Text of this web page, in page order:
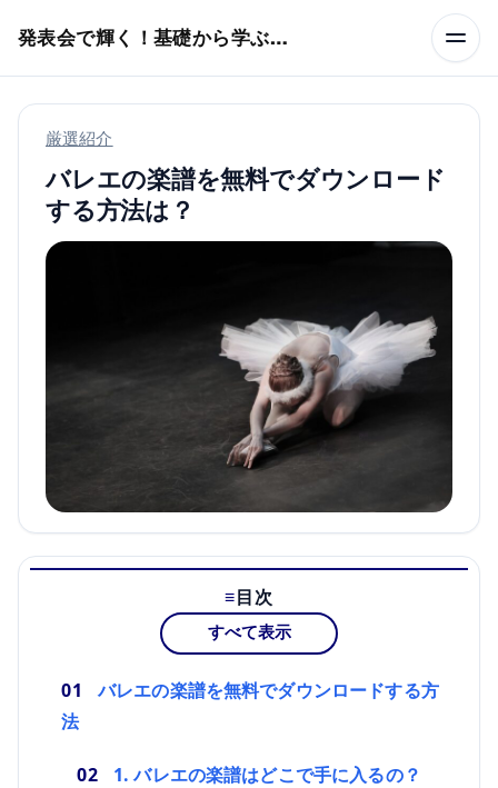
発表会で輝く！基礎から学ぶバレエ術
厳選紹介
バレエの楽譜を無料でダウンロード
する方法は？
目次
すべて表示
バレエの楽譜を無料でダウンロードする方
法
1. バレエの楽譜はどこで手に入るの？